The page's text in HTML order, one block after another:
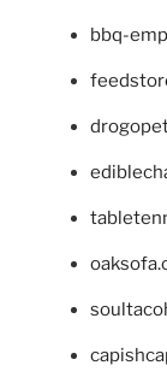
bbq-